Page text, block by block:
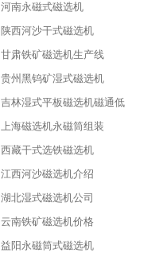
河南永磁式磁选机
陕西河沙干式磁选机
甘肃铁矿磁选机生产线
贵州黑钨矿湿式磁选机
吉林湿式平板磁选机磁通低
上海磁选机永磁筒组装
西藏干式选铁磁选机
江西河沙磁选机介绍
湖北湿式磁选机公司
云南铁矿磁选机价格
益阳永磁筒式磁选机